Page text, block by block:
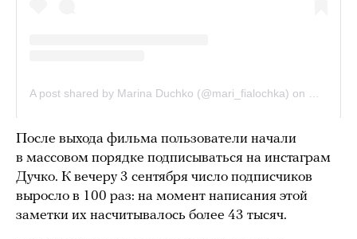
После выхода фильма пользователи начали
в массовом порядке подписываться на инстаграм
Дучко. К вечеру 3 сентября число подписчиков
выросло в 100 раз: на момент написания этой
заметки их насчитывалось более 43 тысяч.